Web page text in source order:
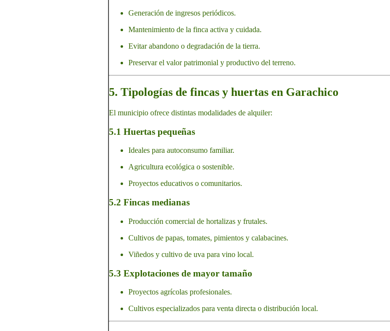
Generación de ingresos periódicos.
Mantenimiento de la finca activa y cuidada.
Evitar abandono o degradación de la tierra.
Preservar el valor patrimonial y productivo del terreno.
5. Tipologías de fincas y huertas en Garachico
El municipio ofrece distintas modalidades de alquiler:
5.1 Huertas pequeñas
Ideales para autoconsumo familiar.
Agricultura ecológica o sostenible.
Proyectos educativos o comunitarios.
5.2 Fincas medianas
Producción comercial de hortalizas y frutales.
Cultivos de papas, tomates, pimientos y calabacines.
Viñedos y cultivo de uva para vino local.
5.3 Explotaciones de mayor tamaño
Proyectos agrícolas profesionales.
Cultivos especializados para venta directa o distribución local.